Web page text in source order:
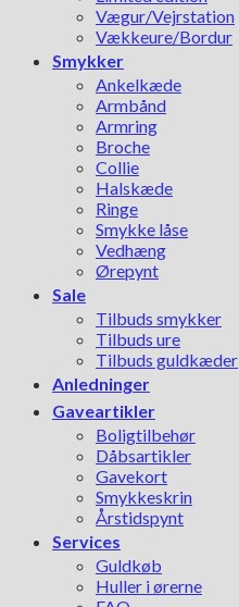
Vægur/Vejrstation
Vækkeure/Bordur
Smykker
Ankelkæde
Armbånd
Armring
Broche
Collie
Halskæde
Ringe
Smykke låse
Vedhæng
Ørepynt
Sale
Tilbuds smykker
Tilbuds ure
Tilbuds guldkæder
Anledninger
Gaveartikler
Boligtilbehør
Dåbsartikler
Gavekort
Smykkeskrin
Årstidspynt
Services
Guldkøb
Huller i ørerne